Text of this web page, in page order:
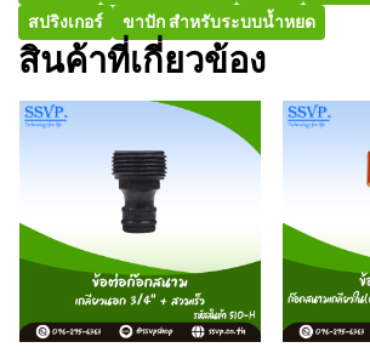
สปริงเกอร์
ขาปัก สำหรับระบบน้ำหยด
สินค้าที่เกี่ยวข้อง